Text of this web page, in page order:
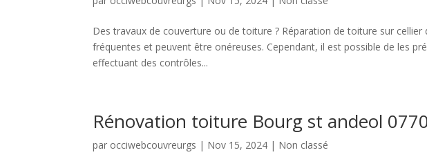
Des travaux de couverture ou de toiture ? Réparation de toiture sur
fréquentes et peuvent être onéreuses. Cependant, il est possible de les
effectuant des contrôles...
Rénovation toiture Bourg st andeol
par occiwebcouvreurgs | Nov 15, 2024 | Non classé